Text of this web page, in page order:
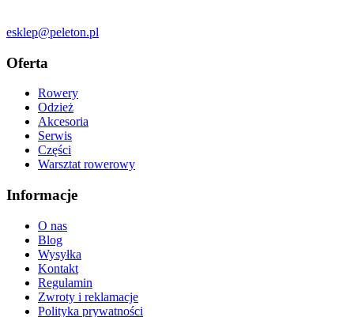
esklep@peleton.pl
Oferta
Rowery
Odzież
Akcesoria
Serwis
Części
Warsztat rowerowy
Informacje
O nas
Blog
Wysyłka
Kontakt
Regulamin
Zwroty i reklamacje
Polityka prywatności